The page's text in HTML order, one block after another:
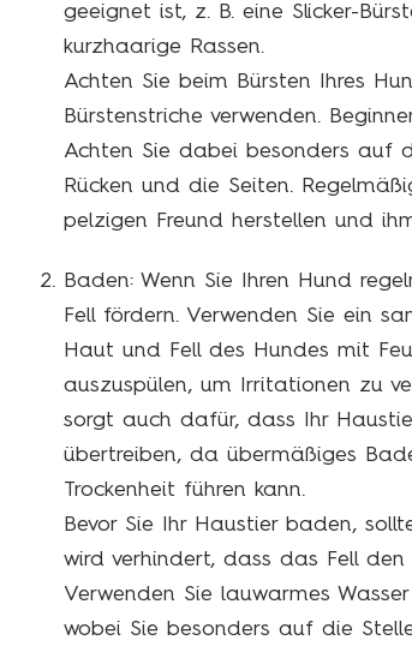
geeignet ist, z. B. eine Slicker-
kurzhaarige Rassen.
Achten Sie beim Bürsten Ihres
Bürstenstriche verwenden.
Achten Sie dabei besonders auf
Rücken und die Seiten.
pelzigen Freund herstellen und
Baden: Wenn Sie Ihren Hund
Fell fördern. Verwenden Sie ein
Haut und Fell des Hundes mit
auszuspülen, um Irritationen zu
sorgt auch dafür, dass Ihr
übertreiben, da übermäßiges
Trockenheit führen kann.
Bevor Sie Ihr Haustier baden,
wird verhindert, dass das Fell
Verwenden Sie lauwarmes
wobei Sie besonders auf die